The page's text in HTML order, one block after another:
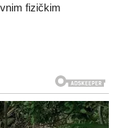
fizičkim